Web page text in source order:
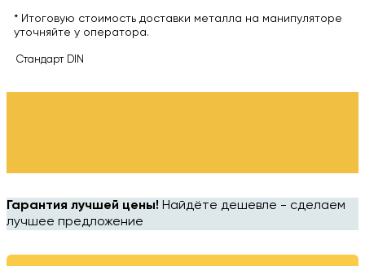
* Итоговую стоимость доставки металла на манипуляторе
уточняйте у оператора.
Стандарт DIN
Гарантия лучшей цены! Найдёте дешевле - сделаем
лучшее предложение